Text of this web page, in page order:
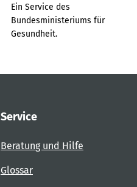
Ein Service des
Bundesministeriums für
Gesundheit.
Service
Beratung und Hilfe
Glossar